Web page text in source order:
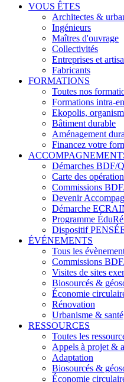
VOUS ÊTES
Architectes &
Ingénieurs
Maîtres d'ouvrage
Collectivités
Entreprises et
Fabricants
FORMATIONS
Toutes nos
Formations intra-
Ekopolis,
Bâtiment durable
Aménagement
Financez votre
Démarches BDF/
Carte des
Commissions
Devenir
Démarche
Programme
Dispositif
ÉVÉNEMENTS
Tous les
Commissions
Visites de sites
Biosourcés &
Économie
Rénovation
Urbanisme & santé
RESSOURCES
Toutes les
Appels à projet &
Adaptation
Biosourcés &
Économie